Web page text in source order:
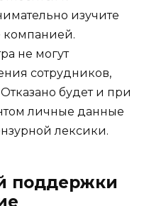
изучите
компанией.
не могут
сотрудников,
будет и при
личные данные
лексики.
поддержки